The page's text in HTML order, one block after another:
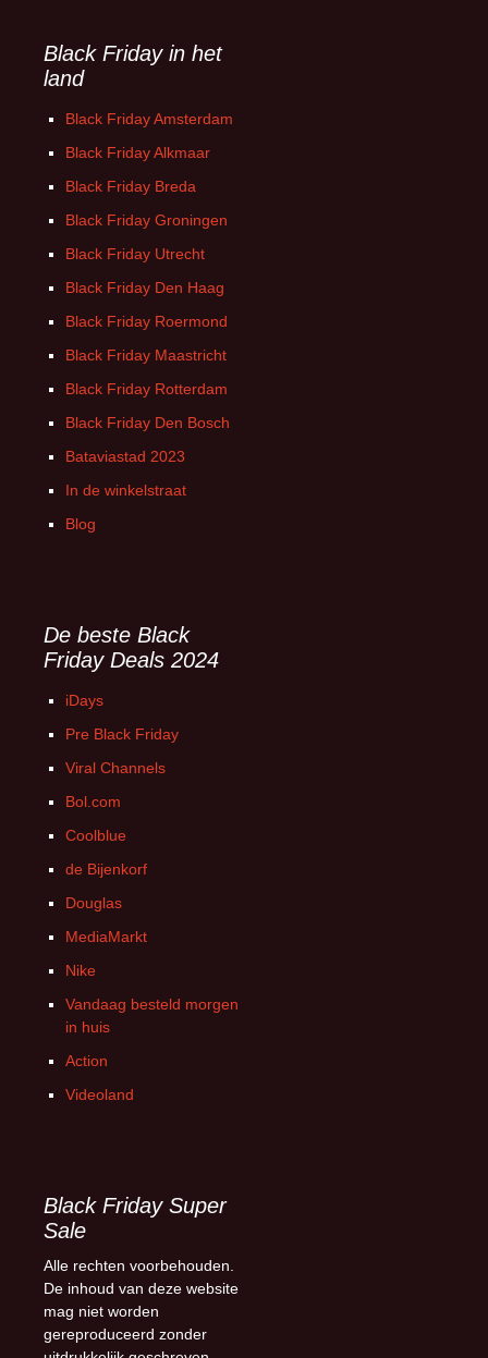
Black Friday in het
land
Black Friday Amsterdam
Black Friday Alkmaar
Black Friday Breda
Black Friday Groningen
Black Friday Utrecht
Black Friday Den Haag
Black Friday Roermond
Black Friday Maastricht
Black Friday Rotterdam
Black Friday Den Bosch
Bataviastad 2023
In de winkelstraat
Blog
De beste Black
Friday Deals 2024
iDays
Pre Black Friday
Viral Channels
Bol.com
Coolblue
de Bijenkorf
Douglas
MediaMarkt
Nike
Vandaag besteld morgen
in huis
Action
Videoland
Black Friday Super
Sale
Alle rechten voorbehouden.
De inhoud van deze website
mag niet worden
gereproduceerd zonder